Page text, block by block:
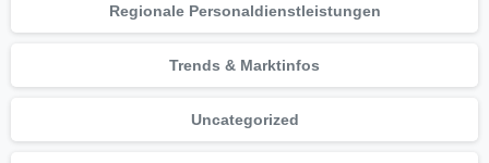
Regionale Personaldienstleistungen
Trends & Marktinfos
Uncategorized